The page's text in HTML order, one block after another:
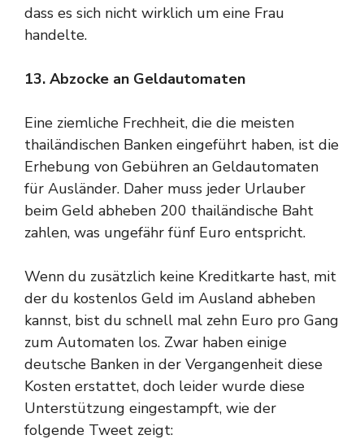
dass es sich nicht wirklich um eine Frau
handelte.
13. Abzocke an Geldautomaten
Eine ziemliche Frechheit, die die meisten
thailändischen Banken eingeführt haben, ist die
Erhebung von Gebühren an Geldautomaten
für Ausländer. Daher muss jeder Urlauber
beim Geld abheben 200 thailändische Baht
zahlen, was ungefähr fünf Euro entspricht.
Wenn du zusätzlich keine Kreditkarte hast, mit
der du kostenlos Geld im Ausland abheben
kannst, bist du schnell mal zehn Euro pro Gang
zum Automaten los. Zwar haben einige
deutsche Banken in der Vergangenheit diese
Kosten erstattet, doch leider wurde diese
Unterstützung eingestampft, wie der
folgende Tweet zeigt: